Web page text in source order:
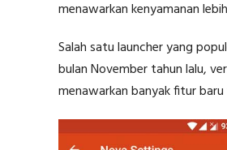
menawarkan kenyamanan
Salah satu launcher yang
bulan November tahun lalu,
menawarkan banyak fitur baru